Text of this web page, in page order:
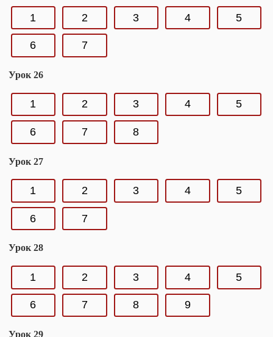
1 2 3 4 5
6 7
Урок 26
1 2 3 4 5
6 7 8
Урок 27
1 2 3 4 5
6 7
Урок 28
1 2 3 4 5
6 7 8 9
Урок 29